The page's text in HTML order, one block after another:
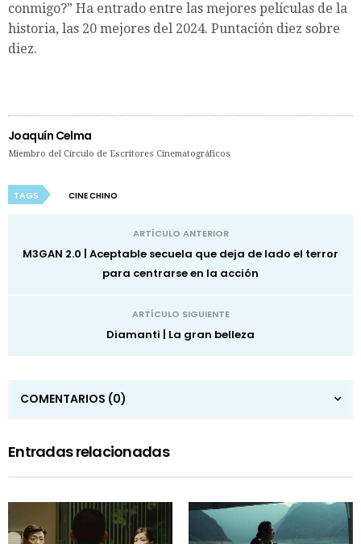
conmigo?” Ha entrado entre las mejores películas de la
historia, las 20 mejores del 2024. Puntación diez sobre
diez.
Joaquín Celma
Miembro del Círculo de Escritores Cinematográficos
TAGS CINE CHINO
ARTÍCULO ANTERIOR
M3GAN 2.0 | Aceptable secuela que deja de lado el terror
para centrarse en la acción
ARTÍCULO SIGUIENTE
Diamanti | La gran belleza
COMENTARIOS (0)
Entradas relacionadas